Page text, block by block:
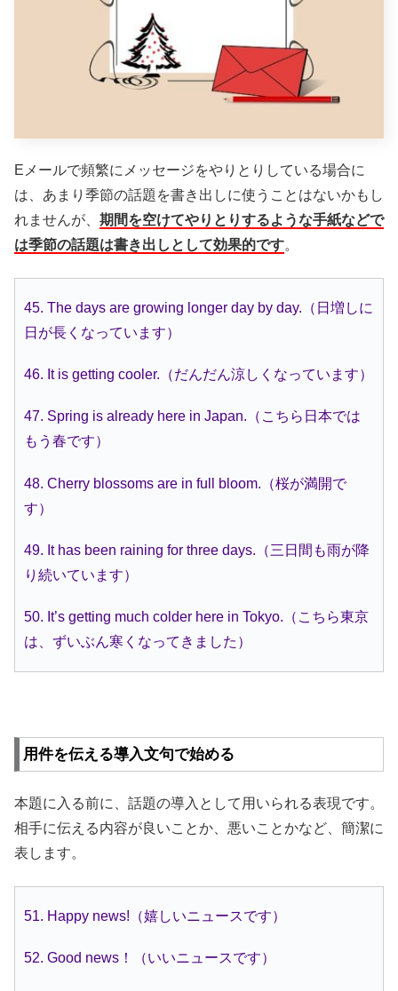
Eメールで頻繁にメッセージをやりとりしている場合に
は、あまり季節の話題を書き出しに使うことはないかもし
れませんが、 期間を空けてやりとりするような手紙などで
は季節の話題は書き出しとして効果的です。
45. The days are growing longer day by day.（日増しに
日が長くなっています）
46. It is getting cooler.（だんだん涼しくなっています）
47. Spring is already here in Japan.（こちら日本では
もう春です）
48. Cherry blossoms are in full bloom.（桜が満開で
す）
49. It has been raining for three days.（三日間も雨が降
り続いています）
50. It’s getting much colder here in Tokyo.（こちら東京
は、ずいぶん寒くなってきました）
用件を伝える導入文句で始める
本題に入る前に、話題の導入として用いられる表現です。
相手に伝える内容が良いことか、悪いことかなど、簡潔に
表します。
51. Happy news!（嬉しいニュースです）
52. Good news！（いいニュースです）